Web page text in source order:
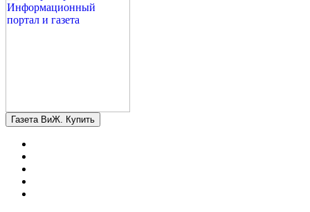
Газета ВиЖ. Купить